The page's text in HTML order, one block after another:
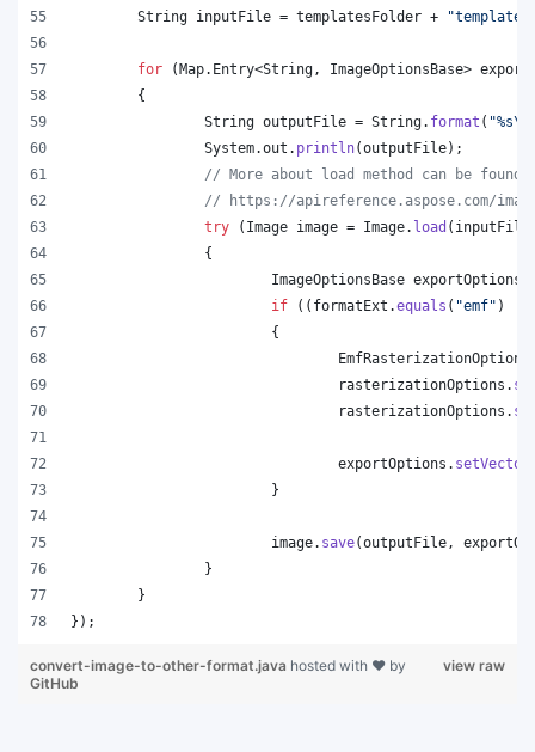
String inputFile = templatesFolder +
for (Map. Entry<String , ImageOptionsBase>
	{
String outputFile = String. format ( "%s\\
System.out . println(outputFile);
// More about load method can be found
// https://apireference.aspose.com/
try ( Image image = Image. load ( inputFile
		{
ImageOptionsBase exportOptions
if (( formatExt .equals ( "emf" )
			{
EmfRasterizationOptions
rasterizationOptions .
rasterizationOptions .
exportOptions .
			}
image. save(outputFile ,
		}
	}
});
view raw
convert-image-to-other-format.java hosted with ❤ by
GitHub